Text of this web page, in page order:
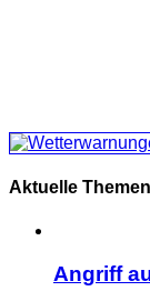
Aktuelle Themen
Angriff